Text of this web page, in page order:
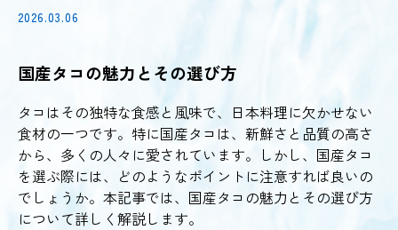
2026.03.06
国産タコの魅力とその選び方
タコはその独特な食感と風味で、日本料理に欠かせない
食材の一つです。特に国産タコは、新鮮さと品質の高さ
から、多くの人々に愛されています。しかし、国産タコ
を選ぶ際には、どのようなポイントに注意すれば良いの
でしょうか。本記事では、国産タコの魅力とその選び方
について詳しく解説します。